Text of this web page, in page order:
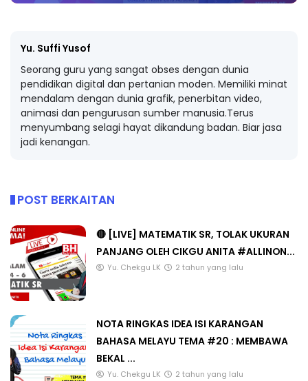
Yu. Suffi Yusof
Seorang guru yang sangat obses dengan dunia
pendidikan digital dan pertanian moden. Memiliki minat
mendalam dengan dunia grafik, penerbitan video,
animasi dan pengurusan sumber manusia.Terus
menyumbang selagi hayat dikandung badan. Biar jasa
jadi kenangan.
POST BERKAITAN
🔴 [LIVE] MATEMATIK SR, TOLAK UKURAN
PANJANG OLEH CIKGU ANITA #ALLINON...
Yu. Chekgu LK 2 tahun yang lalu
NOTA RINGKAS IDEA ISI KARANGAN
BAHASA MELAYU TEMA #20 : MEMBAWA
BEKAL ...
Yu. Chekgu LK 2 tahun yang lalu